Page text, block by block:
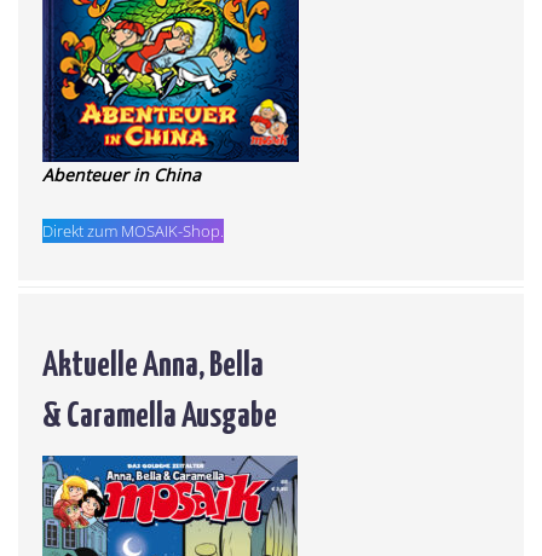
Abenteuer in China
Direkt zum MOSAIK-Shop.
Aktuelle Anna, Bella
& Caramella Ausgabe